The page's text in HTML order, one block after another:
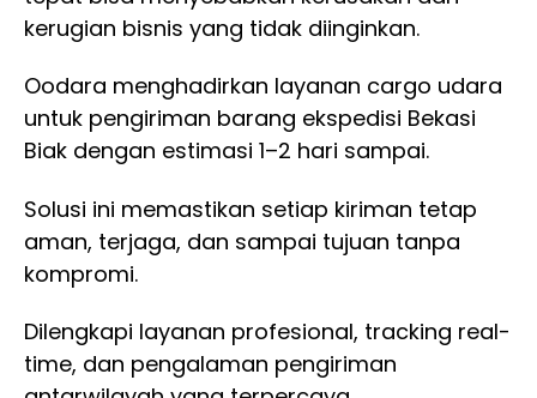
kerugian bisnis yang tidak diinginkan.
Oodara menghadirkan layanan cargo udara
untuk pengiriman barang ekspedisi Bekasi
Biak dengan estimasi 1–2 hari sampai.
Solusi ini memastikan setiap kiriman tetap
aman, terjaga, dan sampai tujuan tanpa
kompromi.
Dilengkapi layanan profesional, tracking real-
time, dan pengalaman pengiriman